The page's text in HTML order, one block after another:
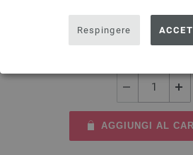
Respingere
5,00 €
5,84 $ escl. IVA., più.
AGGIUNGI AL